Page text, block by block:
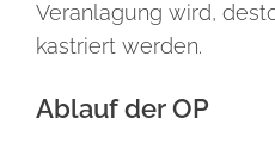
Veranlagung wird,
kastriert werden.
Ablauf der OP